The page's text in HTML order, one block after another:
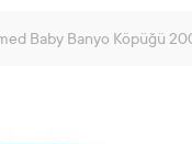
Baby Banyo Köpüğü